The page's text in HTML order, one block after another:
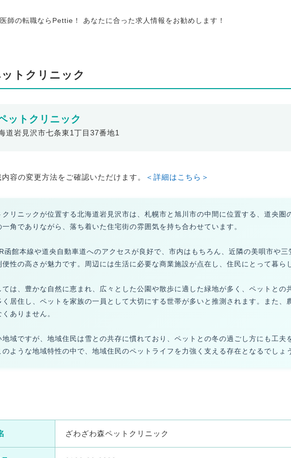
師の転職ならPettie！ あなたに合った求人情報をお勧めします！
トクリニック
ットクリニック
道岩見沢市七条東1丁目37番地1
容の変更方法をご確認いただけます。 ＜詳細はこちら＞
クリニックが位置する北海道岩見沢市は、札幌市と旭川市の中間に位置する、道央圏
角でありながら、落ち着いた住宅街の雰囲気を持ち合わせています。
函館本線や道央自動車道へのアクセスが良好で、市内はもちろん、近隣の美唄市や
性の高さが魅力です。周辺には生活に必要な商業施設が点在し、住民にとって暮ら
は、豊かな自然に恵まれ、広々とした公園や散歩に適した緑地が多く、ペットとの
く居住し、ペットを家族の一員として大切にする世帯が多いと推測されます。また、
ありません。
域ですが、地域住民は雪との共存に慣れており、ペットとの冬の過ごし方にも工夫
ような地域特性の中で、地域住民のペットライフを力強く支える存在となるでしょ
ざわざわ森ペットクリニック